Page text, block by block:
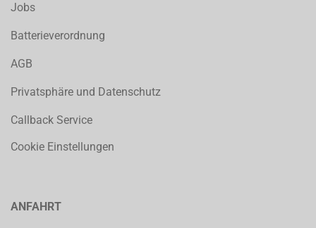
Jobs
Batterieverordnung
AGB
Privatsphäre und Datenschutz
Callback Service
Cookie Einstellungen
ANFAHRT